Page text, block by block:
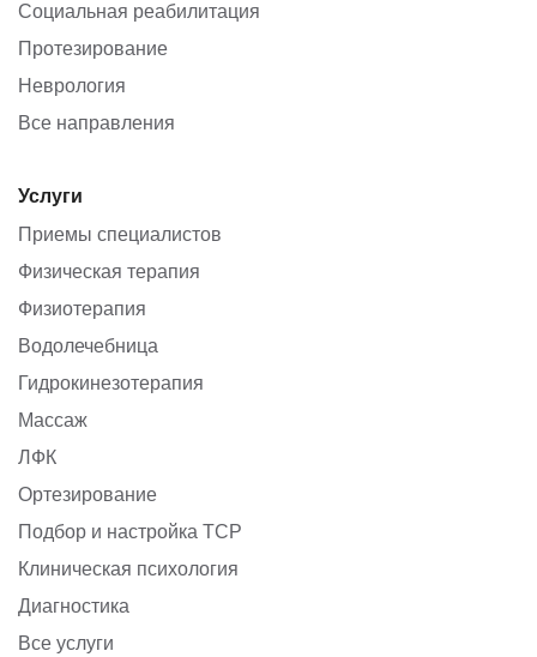
Социальная реабилитация
Протезирование
Неврология
Все направления
Услуги
Приемы специалистов
Физическая терапия
Физиотерапия
Водолечебница
Гидрокинезотерапия
Массаж
ЛФК
Ортезирование
Подбор и настройка ТСР
Клиническая психология
Диагностика
Все услуги